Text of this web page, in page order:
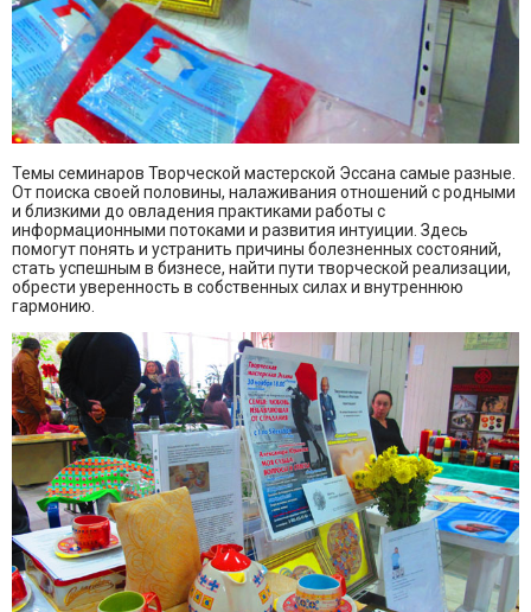
Темы семинаров Творческой мастерской Эссана самые разные.
От поиска своей половины, налаживания отношений с родными
и близкими до овладения практиками работы с
информационными потоками и развития интуиции. Здесь
помогут понять и устранить причины болезненных состояний,
стать успешным в бизнесе, найти пути творческой реализации,
обрести уверенность в собственных силах и внутреннюю
гармонию.